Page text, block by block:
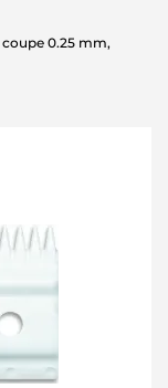
0.25 mm,